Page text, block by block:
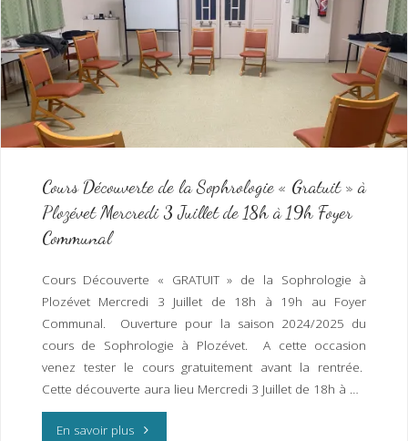
et
Verdure
Samedi
Juillet
2024
–
Sophrologie
–
Cours Découverte de la Sophrologie « Gratuit » à
Plozévet Mercredi 3 Juillet de 18h à 19h Foyer
Communal
Cours Découverte « GRATUIT » de la Sophrologie à
Plozévet Mercredi 3 Juillet de 18h à 19h au Foyer
Communal. Ouverture pour la saison 2024/2025 du
cours de Sophrologie à Plozévet. A cette occasion
venez tester le cours gratuitement avant la rentrée.
Cette découverte aura lieu Mercredi 3 Juillet de 18h à …
En savoir plus"Cours